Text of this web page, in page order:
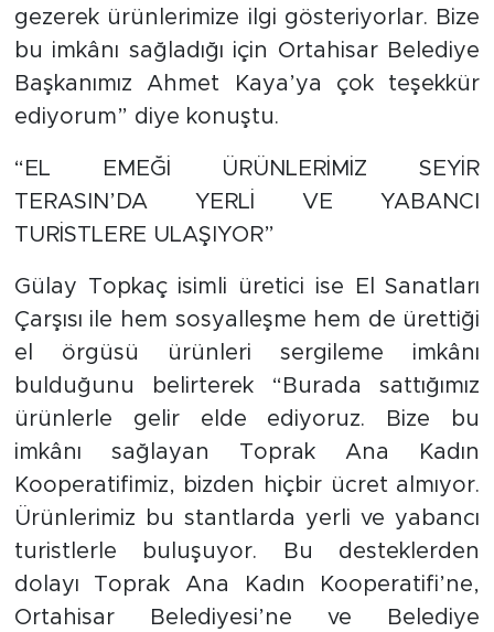
gezerek ürünlerimize ilgi gösteriyorlar. Bize
bu imkânı sağladığı için Ortahisar Belediye
Başkanımız Ahmet Kaya’ya çok teşekkür
ediyorum” diye konuştu.
“EL EMEĞİ ÜRÜNLERİMİZ SEYİR
TERASIN’DA YERLİ VE YABANCI
TURİSTLERE ULAŞIYOR”
Gülay Topkaç isimli üretici ise El Sanatları
Çarşısı ile hem sosyalleşme hem de ürettiği
el örgüsü ürünleri sergileme imkânı
bulduğunu belirterek “Burada sattığımız
ürünlerle gelir elde ediyoruz. Bize bu
imkânı sağlayan Toprak Ana Kadın
Kooperatifimiz, bizden hiçbir ücret almıyor.
Ürünlerimiz bu stantlarda yerli ve yabancı
turistlerle buluşuyor. Bu desteklerden
dolayı Toprak Ana Kadın Kooperatifi’ne,
Ortahisar Belediyesi’ne ve Belediye